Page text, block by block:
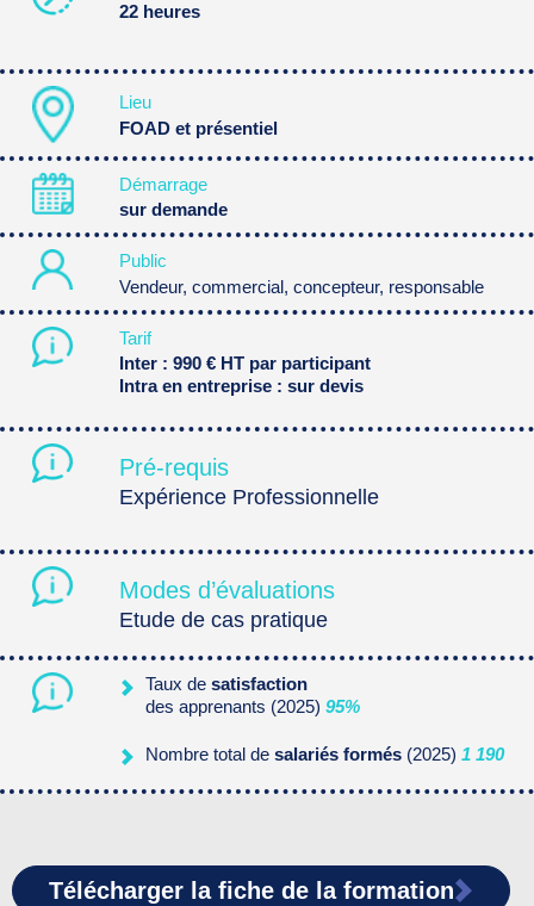
22 heures
Lieu
FOAD et présentiel
Démarrage
sur demande
Public
Vendeur, commercial, concepteur, responsable
Tarif
Inter : 990 € HT par participant
Intra en entreprise : sur devis
Pré-requis
Expérience Professionnelle
Modes d’évaluations
Etude de cas pratique
Taux desatisfaction
des apprenants (2025)95%
Nombre total desalariés formés (2025)1 190
Télécharger la fiche de la formation